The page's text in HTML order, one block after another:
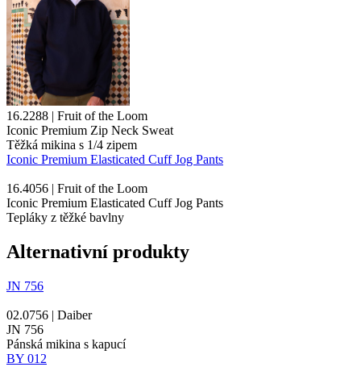
16.2288 | Fruit of the Loom
Iconic Premium Zip Neck Sweat
Těžká mikina s 1/4 zipem
Iconic Premium Elasticated Cuff Jog Pants
16.4056 | Fruit of the Loom
Iconic Premium Elasticated Cuff Jog Pants
Tepláky z těžké bavlny
Alternativní produkty
JN 756
02.0756 | Daiber
JN 756
Pánská mikina s kapucí
BY 012